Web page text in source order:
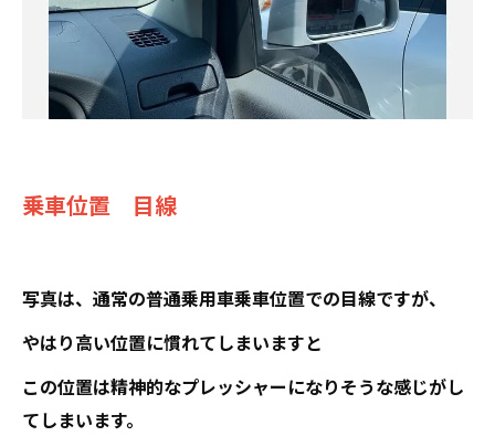
乗車位置 目線
写真は、通常の普通乗用車乗車位置での目線ですが、
やはり高い位置に慣れてしまいますと
この位置は精神的なプレッシャーになりそうな感じがし
てしまいます。